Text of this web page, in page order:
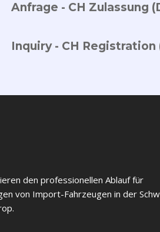
Anfrage - CH Zulassung
Inquiry - CH Registration
den professionellen Ablauf für
von Import-Fahrzeugen in der